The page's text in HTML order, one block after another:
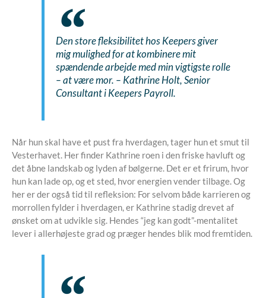
Den store fleksibilitet hos Keepers giver
mig mulighed for at kombinere mit
spændende arbejde med min vigtigste rolle
– at være mor. – Kathrine Holt, Senior
Consultant i Keepers Payroll.
Når hun skal have et pust fra hverdagen, tager hun et smut til
Vesterhavet. Her finder Kathrine roen i den friske havluft og
det åbne landskab og lyden af bølgerne. Det er et frirum, hvor
hun kan lade op, og et sted, hvor energien vender tilbage. Og
her er der også tid til refleksion: For selvom både karrieren og
morrollen fylder i hverdagen, er Kathrine stadig drevet af
ønsket om at udvikle sig. Hendes “jeg kan godt”-mentalitet
lever i allerhøjeste grad og præger hendes blik mod fremtiden.